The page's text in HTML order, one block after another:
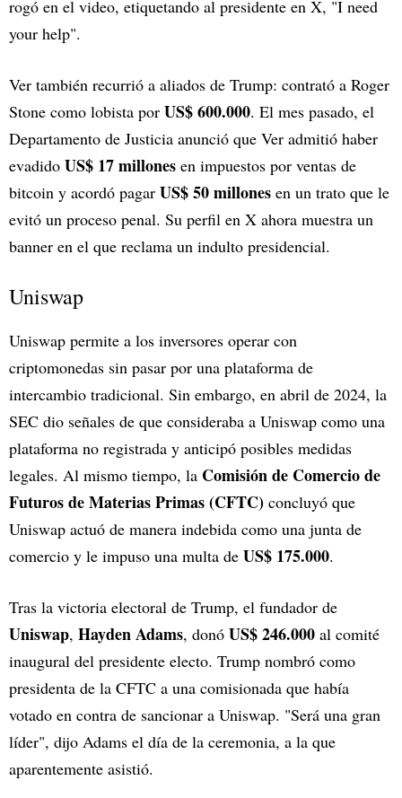
rogó en el video, etiquetando al presidente en X, "I need
your help".
Ver también recurrió a aliados de Trump: contrató a Roger
Stone como lobista por US$ 600.000. El mes pasado, el
Departamento de Justicia anunció que Ver admitió haber
evadido US$ 17 millones en impuestos por ventas de
bitcoin y acordó pagar US$ 50 millones en un trato que le
evitó un proceso penal. Su perfil en X ahora muestra un
banner en el que reclama un indulto presidencial.
Uniswap
Uniswap permite a los inversores operar con
criptomonedas sin pasar por una plataforma de
intercambio tradicional. Sin embargo, en abril de 2024, la
SEC dio señales de que consideraba a Uniswap como una
plataforma no registrada y anticipó posibles medidas
legales. Al mismo tiempo, la Comisión de Comercio de
Futuros de Materias Primas (CFTC) concluyó que
Uniswap actuó de manera indebida como una junta de
comercio y le impuso una multa de US$ 175.000.
Tras la victoria electoral de Trump, el fundador de
Uniswap, Hayden Adams, donó US$ 246.000 al comité
inaugural del presidente electo. Trump nombró como
presidenta de la CFTC a una comisionada que había
votado en contra de sancionar a Uniswap. "Será una gran
líder", dijo Adams el día de la ceremonia, a la que
aparentemente asistió.